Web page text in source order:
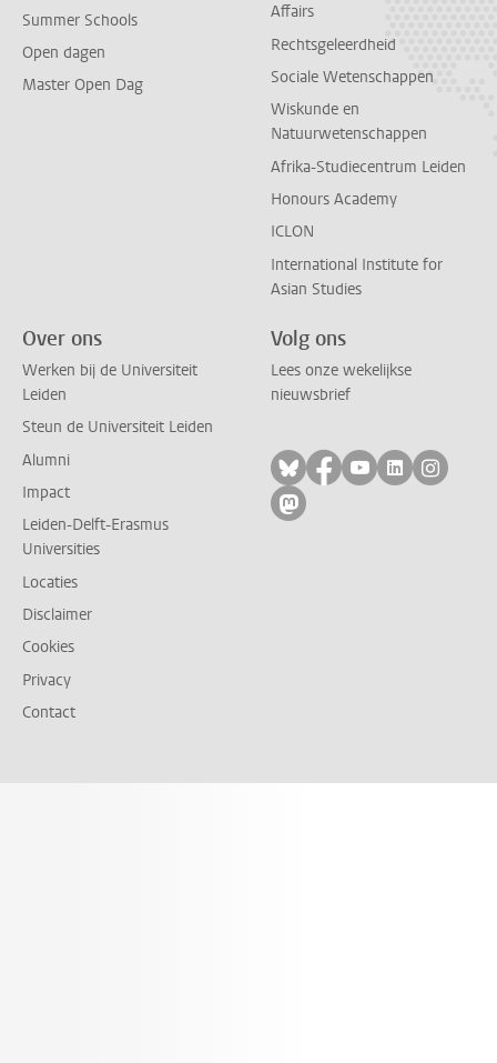
Summer Schools
Open dagen
Master Open Dag
Affairs
Rechtsgeleerdheid
Sociale Wetenschappen
Wiskunde en
Natuurwetenschappen
Afrika-Studiecentrum Leiden
Honours Academy
ICLON
International Institute for
Asian Studies
Over ons
Werken bij de Universiteit
Leiden
Steun de Universiteit Leiden
Alumni
Impact
Leiden-Delft-Erasmus
Universities
Locaties
Disclaimer
Cookies
Privacy
Contact
Volg ons
Lees onze wekelijkse
nieuwsbrief
Volg ons op bluesky
Volg ons op
Volg ons op
Volg ons
Volg
Volg ons op mastodon